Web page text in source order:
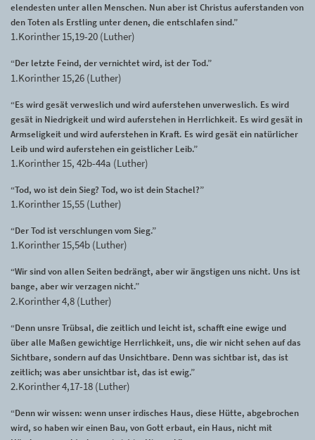
elendesten unter allen Menschen. Nun aber ist Christus auferstanden von
den Toten als Erstling unter denen, die entschlafen sind.”
1.Korinther 15,19-20 (Luther)
“Der letzte Feind, der vernichtet wird, ist der Tod.”
1.Korinther 15,26 (Luther)
“Es wird gesät verweslich und wird auferstehen unverweslich. Es wird
gesät in Niedrigkeit und wird auferstehen in Herrlichkeit. Es wird gesät in
Armseligkeit und wird auferstehen in Kraft. Es wird gesät ein natürlicher
Leib und wird auferstehen ein geistlicher Leib.”
1.Korinther 15, 42b-44a (Luther)
“Tod, wo ist dein Sieg? Tod, wo ist dein Stachel?”
1.Korinther 15,55 (Luther)
“Der Tod ist verschlungen vom Sieg.”
1.Korinther 15,54b (Luther)
“Wir sind von allen Seiten bedrängt, aber wir ängstigen uns nicht. Uns ist
bange, aber wir verzagen nicht.”
2.Korinther 4,8 (Luther)
“Denn unsre Trübsal, die zeitlich und leicht ist, schafft eine ewige und
über alle Maßen gewichtige Herrlichkeit, uns, die wir nicht sehen auf das
Sichtbare, sondern auf das Unsichtbare. Denn was sichtbar ist, das ist
zeitlich; was aber unsichtbar ist, das ist ewig.”
2.Korinther 4,17-18 (Luther)
“Denn wir wissen: wenn unser irdisches Haus, diese Hütte, abgebrochen
wird, so haben wir einen Bau, von Gott erbaut, ein Haus, nicht mit